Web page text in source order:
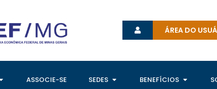
ÁREA DO
ASSOCIE-SE SEDES BENEFÍCIOS